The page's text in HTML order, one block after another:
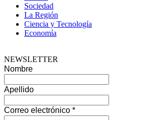
Sociedad
La Región
Ciencia y Tecnología
Economía
NEWSLETTER
Nombre
Apellido
Correo electrónico *